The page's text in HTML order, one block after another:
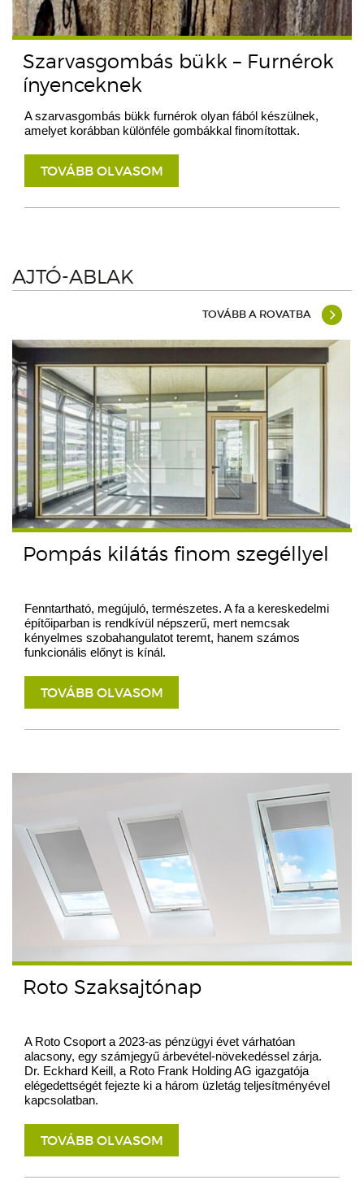
Szarvasgombás bükk – Furnérok
ínyenceknek
A szarvasgombás bükk furnérok olyan fából készülnek,
amelyet korábban különféle gombákkal finomítottak.
TOVÁBB OLVASOM
AJTÓ-ABLAK
TOVÁBB A ROVATBA
Pompás kilátás finom szegéllyel
Fenntartható, megújuló, természetes. A fa a kereskedelmi
építőiparban is rendkívül népszerű, mert nemcsak
kényelmes szobahangulatot teremt, hanem számos
funkcionális előnyt is kínál.
TOVÁBB OLVASOM
Roto Szaksajtónap
A Roto Csoport a 2023-as pénzügyi évet várhatóan
alacsony, egy számjegyű árbevétel-növekedéssel zárja.
Dr. Eckhard Keill, a Roto Frank Holding AG igazgatója
elégedettségét fejezte ki a három üzletág teljesítményével
kapcsolatban.
TOVÁBB OLVASOM